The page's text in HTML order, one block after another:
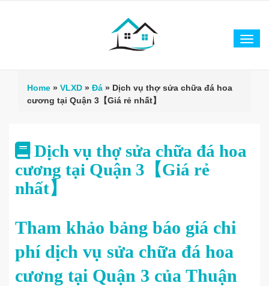
Home » VLXD » Đá » Dịch vụ thợ sửa chữa đá hoa
cương tại Quận 3【Giá rẻ nhất】
Dịch vụ thợ sửa chữa đá hoa
cương tại Quận 3【Giá rẻ
nhất】
Tham khảo bảng báo giá chi
phí dịch vụ sửa chữa đá hoa
cương tại Quận 3 của Thuận